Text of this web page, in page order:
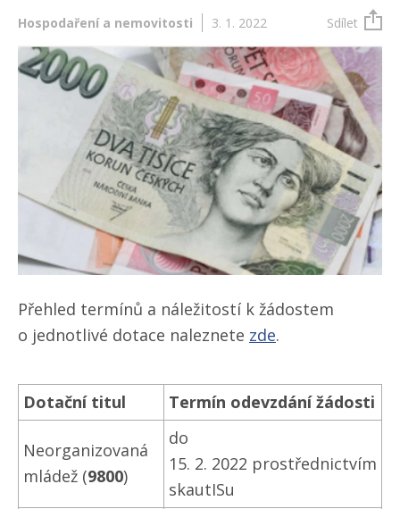
Hospodaření a nemovitosti 3. 1. 2022 Sdílet
Přehled termínů a náležitostí k žádostem
o jednotlivé dotace naleznete zde.
Dotační titul Termín odevzdání žádosti
Neorganizovaná
mládež (9800)
do
15. 2. 2022 prostřednictvím
skautISu